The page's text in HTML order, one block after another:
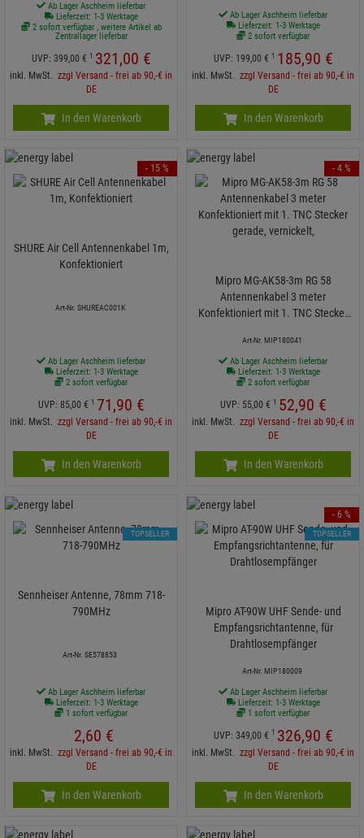
Ab Lager Aschheim lieferbar
Lieferzeit: 1-3 Werktage
2 sofort verfügbar , weitere Artikel ab
Zentrallager lieferbar
UVP: 399,00 € 1 321,00 €
inkl. MwSt. zzgl Versand - frei ab 90,-€ in
DE
In den Warenkorb
Ab Lager Aschheim lieferbar
Lieferzeit: 1-3 Werktage
2 sofort verfügbar
UVP: 199,00 € 1 185,90 €
inkl. MwSt. zzgl Versand - frei ab 90,-€ in
DE
In den Warenkorb
SHURE Air Cell Antennenkabel 1m,
Konfektioniert
Art-Nr. SHUREAC001K
Ab Lager Aschheim lieferbar
Lieferzeit: 1-3 Werktage
2 sofort verfügbar
UVP: 85,00 € 1 71,90 €
inkl. MwSt. zzgl Versand - frei ab 90,-€ in
DE
- 15 %
In den Warenkorb
Mipro MG-AK58-3m RG 58
Antennenkabel 3 meter
Konfektioniert mit 1. TNC Stecker
Art-Nr. MIP180041
Ab Lager Aschheim lieferbar
Lieferzeit: 1-3 Werktage
2 sofort verfügbar
UVP: 55,00 € 1 52,90 €
inkl. MwSt. zzgl Versand - frei ab 90,-€ in
DE
- 4 %
In den Warenkorb
Sennheiser Antenne, 78mm 718-
790MHz
Art-Nr. SE578853
Ab Lager Aschheim lieferbar
Lieferzeit: 1-3 Werktage
1 sofort verfügbar
2,60 €
inkl. MwSt. zzgl Versand - frei ab 90,-€ in
DE
TOPSELLER
In den Warenkorb
Mipro AT-90W UHF Sende- und
Empfangsrichtantenne, für
Drahtlosempfänger
Art-Nr. MIP180009
Ab Lager Aschheim lieferbar
Lieferzeit: 1-3 Werktage
1 sofort verfügbar
UVP: 349, 00 € 1 326,90 €
inkl. MwSt. zzgl Versand - frei ab 90,-€ in
DE
- 6 %
TOPSELLER
In den Warenkorb